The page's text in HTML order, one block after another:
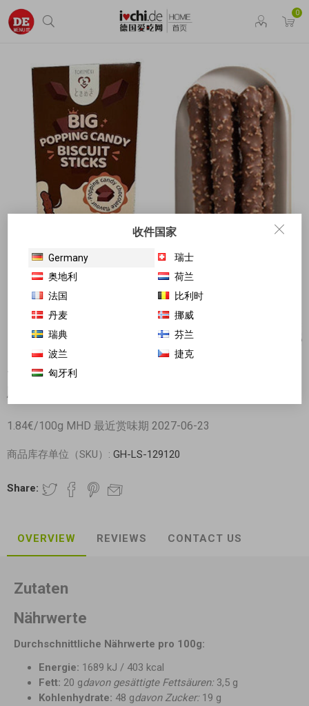
0
Tokimeki 跳跳糖粒粒巧克力饼干棒 巧克力味 XL加长
1.84€/100g MHD 最近赏味期 2027-06-23
商品库存单位（SKU）: GH-LS-129120
Share:
OVERVIEW REVIEWS CONTACT US
Zutaten
Nährwerte
Durchschnittliche Nährwerte pro 100g:
Energie: 1689 kJ / 403 kcal
Fett: 20 gdavon gesättigte Fettsäuren:3,5 g
Kohlenhydrate: 48 gdavon Zucker:19 g
收件国家
Germany
瑞士
奥地利
荷兰
法国
比利时
丹麦
挪威
瑞典
芬兰
波兰
捷克
匈牙利